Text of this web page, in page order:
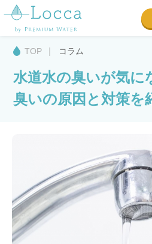
TOP コラム
水道水の臭いが気に
臭いの原因と対策を